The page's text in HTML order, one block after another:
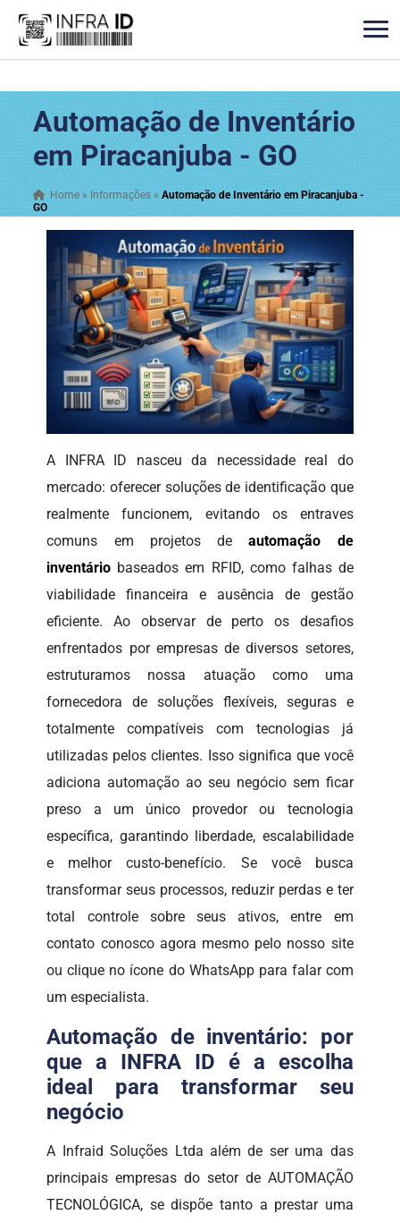
Automação de Inventário
em Piracanjuba - GO
Home » Informações »Automação de Inventário em Piracanjuba -
GO
A INFRA ID nasceu da necessidade real do
mercado: oferecer soluções de identificação que
realmente funcionem, evitando os entraves
comuns em projetos deautomação de
inventário baseados em RFID, como falhas de
viabilidade financeira e ausência de gestão
eficiente. Ao observar de perto os desafios
enfrentados por empresas de diversos setores,
estruturamos nossa atuação como uma
fornecedora de soluções flexíveis, seguras e
totalmente compatíveis com tecnologias já
utilizadas pelos clientes. Isso significa que você
adiciona automação ao seu negócio sem ficar
preso a um único provedor ou tecnologia
específica, garantindo liberdade, escalabilidade
e melhor custo-benefício. Se você busca
transformar seus processos, reduzir perdas e ter
total controle sobre seus ativos, entre em
contato conosco agora mesmo pelo nosso site
ou clique no ícone do WhatsApp para falar com
um especialista.
Automação de inventário: por
que a INFRA ID é a escolha
ideal para transformar seu
negócio
A Infraid Soluções Ltda além de ser uma das
principais empresas do setor de AUTOMAÇÃO
TECNOLÓGICA, se dispõe tanto a prestar uma